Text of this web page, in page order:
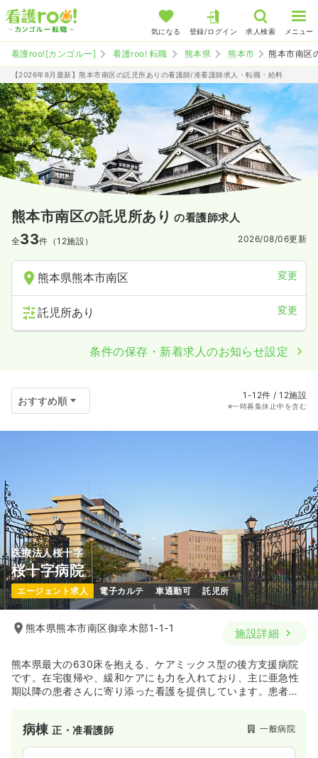
気になる 登録/ログイン 求人検索 メニュー
看護roo![カンゴルー] 看護roo! 転職 熊本県 熊本市 熊本市南区
【2026年8月最新】熊本市南区の託児所ありの看護師/准看護師求人・転職・給料
熊本市南区の託児所あり の看護師求人
全33件（12施設） 2026/08/06更新
熊本県熊本市南区 変更
託児所あり 変更
条件の保存・新着求人のお知らせ設定
1-12件 / 12施設
※一時募集休止中を含む
医療法人桜十字
桜十字病院
エージェント求人 電子カルテ 車通勤可 託児所
熊本県熊本市南区御幸木部1-1-1 施設詳細
熊本県最大の630床を抱える、ケアミックス型の後方支援病院
です。在宅復帰や、緩和ケアにも力を入れており、主に亜急性
期以降の患者さんに寄り添った看護を提供しています。患者さ
病棟正・准看護師 一般病院